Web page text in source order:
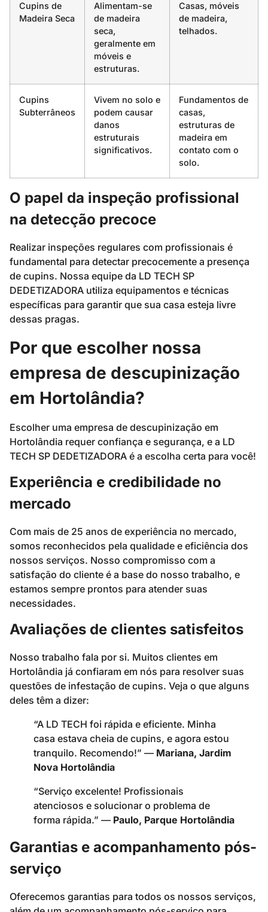
Cupins de
Madeira Seca
Alimentam-se
de madeira
seca,
geralmente em
móveis e
estruturas.
Casas, móveis
de madeira,
telhados.
Cupins
Subterrâneos
Vivem no solo e
podem causar
danos
estruturais
significativos.
Fundamentos de
casas,
estruturas de
madeira em
contato com o
solo.
O papel da inspeção profissional
na detecção precoce
Realizar inspeções regulares com profissionais é
fundamental para detectar precocemente a presença
de cupins. Nossa equipe da LD TECH SP
DEDETIZADORA utiliza equipamentos e técnicas
específicas para garantir que sua casa esteja livre
dessas pragas.
Por que escolher nossa
empresa de descupinização
em Hortolândia?
Escolher uma empresa de descupinização em
Hortolândia requer confiança e segurança, e a LD
TECH SP DEDETIZADORA é a escolha certa para você!
Experiência e credibilidade no
mercado
Com mais de 25 anos de experiência no mercado,
somos reconhecidos pela qualidade e eficiência dos
nossos serviços. Nosso compromisso com a
satisfação do cliente é a base do nosso trabalho, e
estamos sempre prontos para atender suas
necessidades.
Avaliações de clientes satisfeitos
Nosso trabalho fala por si. Muitos clientes em
Hortolândia já confiaram em nós para resolver suas
questões de infestação de cupins. Veja o que alguns
deles têm a dizer:
“A LD TECH foi rápida e eficiente. Minha
casa estava cheia de cupins, e agora estou
tranquilo. Recomendo!” — Mariana, Jardim
Nova Hortolândia
“Serviço excelente! Profissionais
atenciosos e solucionar o problema de
forma rápida.” — Paulo, Parque Hortolândia
Garantias e acompanhamento pós-
serviço
Oferecemos garantias para todos os nossos serviços,